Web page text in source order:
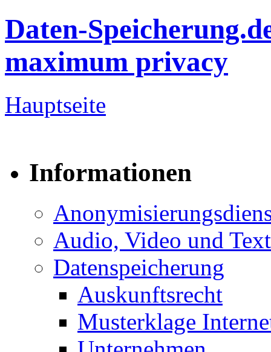
Daten-
maximum privacy
Hauptseite
Informationen
Audio, Video und Text
Datenspeicherung
Auskunftsrecht
Musterklage